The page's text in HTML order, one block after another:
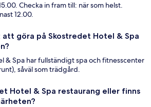
Checka in fram till: när som helst.
12.00.
att göra på Skostredet Hotel & Spa
& Spa har fullständigt spa och fitnesscenter
såväl som trädgård.
Hotel & Spa restaurang eller finns